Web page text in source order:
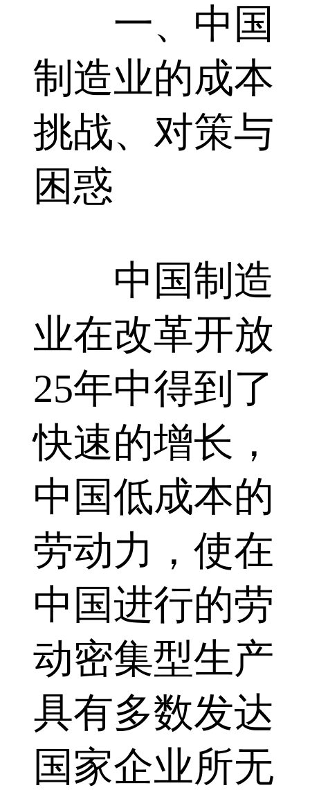
一、中国
制造业的成本
挑战、对策与
困惑
中国制造
业在改革开放
25年中得到了
快速的增长，
中国低成本的
劳动力，使在
中国进行的劳
动密集型生产
具有多数发达
国家企业所无